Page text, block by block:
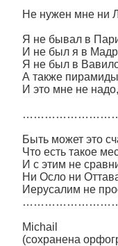
Не нужен мне ни
Я не бывал в
И не был я в
Я не был в
А также
И это мне не
Быть может это
Что есть такое
И с этим не
Ни Осло ни
Иерусалим не
Michail
(сохранена